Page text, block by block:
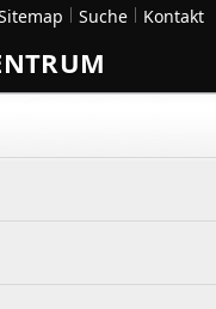
Suche Kontakt